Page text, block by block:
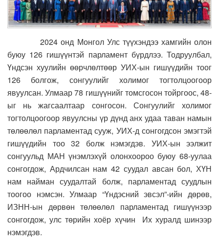
2024 онд Монгол Улс түүхэндээ хамгийн олон
буюу 126 гишүүнтэй парламент бүрдлээ. Тодруулбал,
Үндсэн хуулийн өөрчлөлтөөр УИХ-ын гишүүдийн тоог
126 болгож, сонгуулийг холимог тогтолцоогоор
явуулсан. Улмаар 78 гишүүнийг томсгосон тойргоос, 48-
ыг нь жагсаалтаар сонгосон. Сонгуулийг холимог
тогтолцоогоор явуулсны үр дүнд анх удаа таван намын
төлөөлөл парламентад сууж, УИХ-д сонгогдсон эмэгтэй
гишүүдийн тоо 32 болж нэмэгдэв. УИХ-ын ээлжит
сонгуульд МАН үнэмлэхүй олонхоороо буюу 68-уулаа
сонгогдож, Ардчилсан нам 42 суудал авсан бол, ХҮН
нам найман суудалтай болж, парламентад суудлын
тоогоо нэмсэн. Улмаар “Үндэсний эвсэл”-ийн дөрөв,
ИЗНН-ын дөрвөн төлөөлөл парламентад гишүүнээр
сонгогдож, улс төрийн хоёр хүчин Их хуралд шинээр
нэмэгдэв.